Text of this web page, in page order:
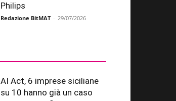
Philips
Redazione BitMAT - 29/07/2026
AI Act, 6 imprese siciliane
su 10 hanno già un caso